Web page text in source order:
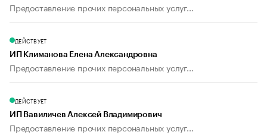
Предоставление прочих персональных услуг...
ДЕЙСТВУЕТ
ИП Климанова Елена Александровна
Предоставление прочих персональных услуг...
ДЕЙСТВУЕТ
ИП Вавиличев Алексей Владимирович
Предоставление прочих персональных услуг...